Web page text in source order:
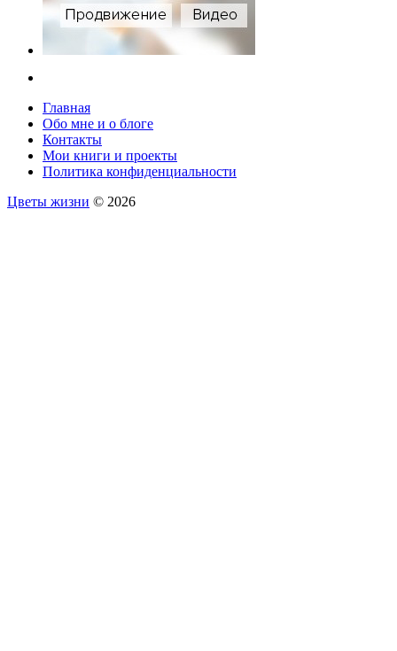
Главная
Обо мне и о блоге
Контакты
Мои книги и проекты
Политика конфиденциальности
Цветы жизни © 2026